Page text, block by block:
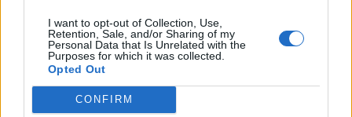
I want to opt-out of Collection, Use,
Retention, Sale, and/or Sharing of my
Personal Data that Is Unrelated with the
Purposes for which it was collected.
Opted Out
CONFIRM